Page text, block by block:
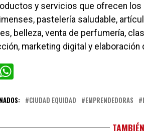
y servicios que ofrecen
pastelería saludable,
belleza, venta de perfumería,
marketing digital y elaboración
CIUDAD EQUIDAD EMPRENDEDORAS